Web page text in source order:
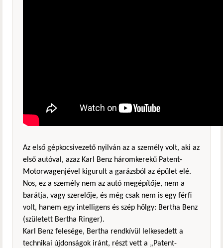
Az első gépkocsivezető nyilván az a személy volt, aki az
első autóval, azaz Karl Benz háromkerekű Patent-
Motorwagenjével kigurult a garázsból az épület elé.
Nos, ez a személy nem az autó megépítője, nem a
barátja, vagy szerelője, és még csak nem is egy férfi
volt, hanem egy intelligens és szép hölgy: Bertha Benz
(született Bertha Ringer).
Karl Benz felesége, Bertha rendkívül lelkesedett a
technikai újdonságok iránt, részt vett a „Patent-